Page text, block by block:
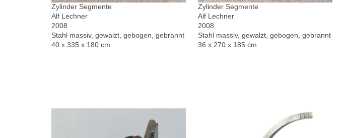
Zylinder Segmente
Alf Lechner
2008
Stahl massiv, gewalzt, gebogen, gebrannt
40 x 335 x 180 cm
Zylinder Segmente
Alf Lechner
2008
Stahl massiv, gewalzt, gebogen, gebrannt
36 x 270 x 185 cm